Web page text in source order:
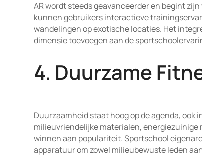
AR wordt steeds geavanceerder en begint
kunnen gebruikers interactieve
wandelingen op exotische locaties. Het
dimensie toevoegen aan de
4. Duurzame
Duurzaamheid staat hoog op de agenda,
milieuvriendelijke materialen,
winnen aan populariteit. Sportschool
apparatuur om zowel milieubewuste leden